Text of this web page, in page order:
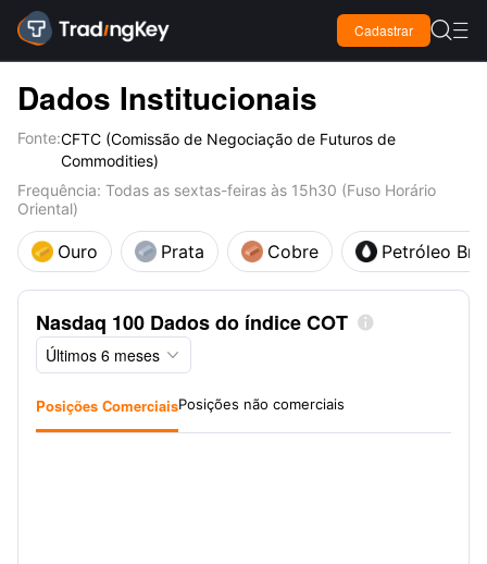
Cadastrar  
Dados Institucionais
Fonte:CFTC (Comissão de Negociação de Futuros de
Commodities)
Frequência: Todas as sextas-feiras às 15h30 (Fuso Horário
Oriental)
Ouro Prata Cobre Petróleo
Nasdaq 100 Dados do índice COT 
Últimos 6 meses 
Posições ComerciaisPosições não comerciais